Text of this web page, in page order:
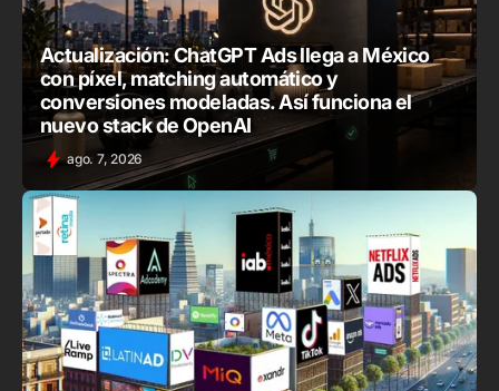
Actualización: ChatGPT Ads llega a México
con píxel, matching automático y
conversiones modeladas. Así funciona el
nuevo stack de OpenAI
ago. 7, 2026